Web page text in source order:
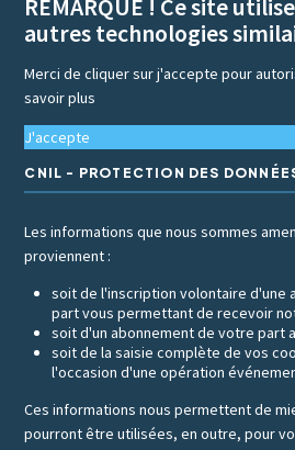
REMARQUE ! Ce site
autres technologies
Merci de cliquer sur j'accepte pour
savoir plus
J'accepte
CNIL - PROTECTION DES
Les informations que nous sommes
proviennent :
soit de l'inscription volontaire d'une
part vous permettant de recevoir
soit d'un abonnement de votre part
soit de la saisie complète de vos
l'occasion d'une opération
Ces informations nous permettent de
pourront être utilisées, en outre, pour